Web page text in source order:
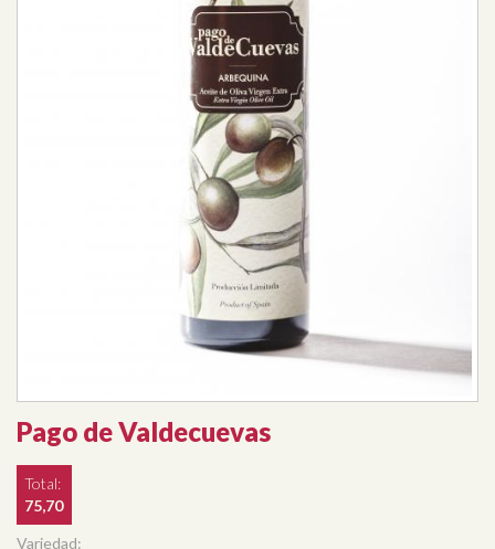
Pago de Valdecuevas
Total:
75,70
Variedad: